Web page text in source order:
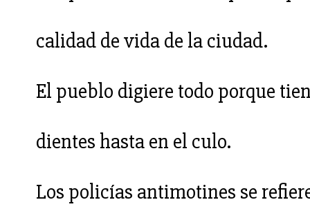
calidad de vida de la ciudad.
El pueblo digiere todo porque
dientes hasta en el culo.
Los policías antimotines se